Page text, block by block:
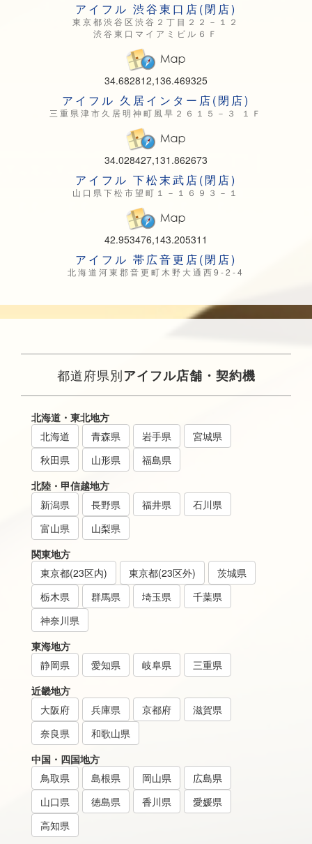
アイフル 渋谷東口店(閉店)
東京都渋谷区渋谷２丁目２２－１２
渋谷東口マイアミビル６Ｆ
34.682812,136.469325
アイフル 久居インター店(閉店)
三重県津市久居明神町風早２６１５－３ １Ｆ
34.028427,131.862673
アイフル 下松末武店(閉店)
山口県下松市望町１－１６９３－１
42.953476,143.205311
アイフル 帯広音更店(閉店)
北海道河東郡音更町木野大通西9-2-4
都道府県別アイフル店舗・契約機
北海道・東北地方
北海道
青森県 岩手県
宮城県
秋田県
山形県
福島県
北陸・甲信越地方
新潟県
長野県 福井県
石川県
富山県
山梨県
関東地方
東京都(23区内)
東京都(23区外)
茨城県
栃木県
群馬県 埼玉県
千葉県
神奈川県
東海地方
静岡県
愛知県 岐阜県
三重県
近畿地方
大阪府
兵庫県 京都府
滋賀県
奈良県
和歌山県
中国・四国地方
鳥取県
島根県 岡山県
広島県
山口県
徳島県 香川県
愛媛県
高知県